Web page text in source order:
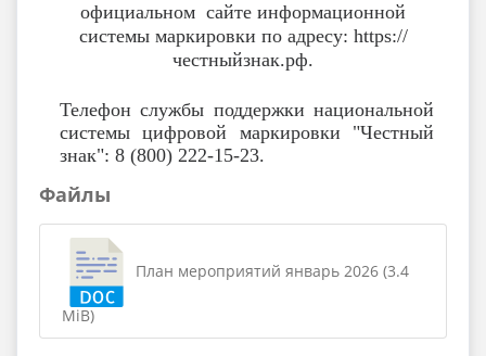
официальномсайте информационной
системы маркировки по адресу: https://
честныйзнак.рф.
Телефон службы поддержки национальной
системы цифровой маркировки "Честный
знак": 8 (800) 222-15-23.
Файлы
План мероприятий январь 2026 (3.4
MiB)